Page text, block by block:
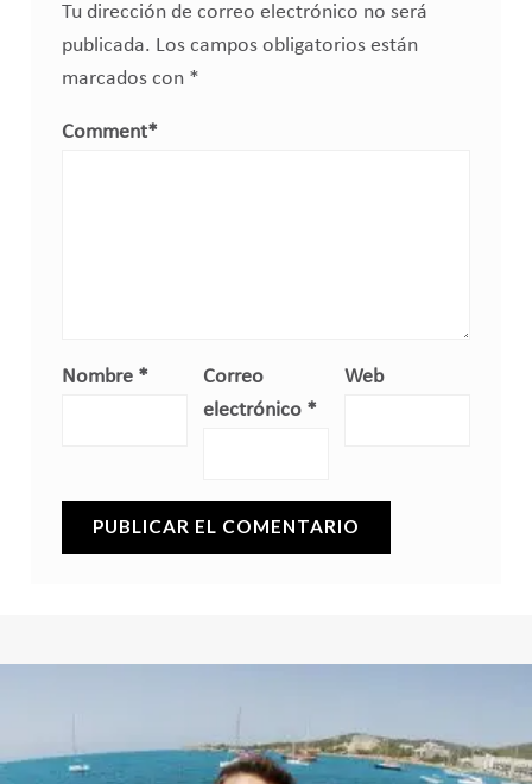
Tu dirección de correo electrónico no será
publicada. Los campos obligatorios están
marcados con *
Comment*
Nombre *
Correo
electrónico *
Web